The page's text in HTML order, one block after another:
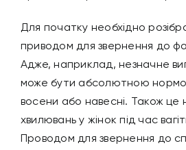
Для початку необхідно
приводом для звернення до
Адже, наприклад, незначне
може бути абсолютною
восени або навесні. Також це
хвилювань у жінок під час
Проводом для звернення до